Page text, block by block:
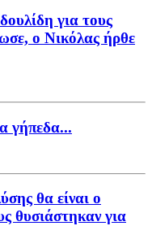
για τους
ο Νικόλας ήρθε
γήπεδα...
θα είναι ο
θυσιάστηκαν για